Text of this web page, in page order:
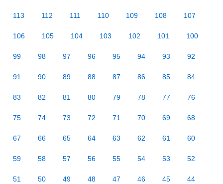
113 112 111 110 109 108 107
106 105 104 103 102 101 100
99 98 97 96 95 94 93 92
91 90 89 88 87 86 85 84
83 82 81 80 79 78 77 76
75 74 73 72 71 70 69 68
67 66 65 64 63 62 61 60
59 58 57 56 55 54 53 52
51 50 49 48 47 46 45 44